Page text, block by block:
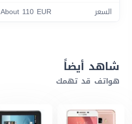
السعر
About 110 EUR
شاهد أيضاً
هواتف قد تهمك